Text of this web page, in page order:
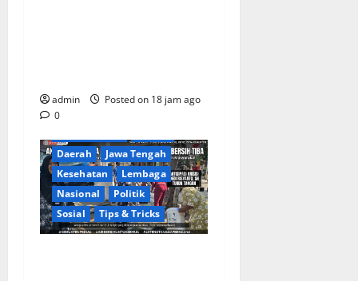
admin
Posted on 18 jam ago
0
Daerah
Jawa Tengah
Kesehatan
Lembaga
Nasional
Politik
Sosial
Tips & Tricks